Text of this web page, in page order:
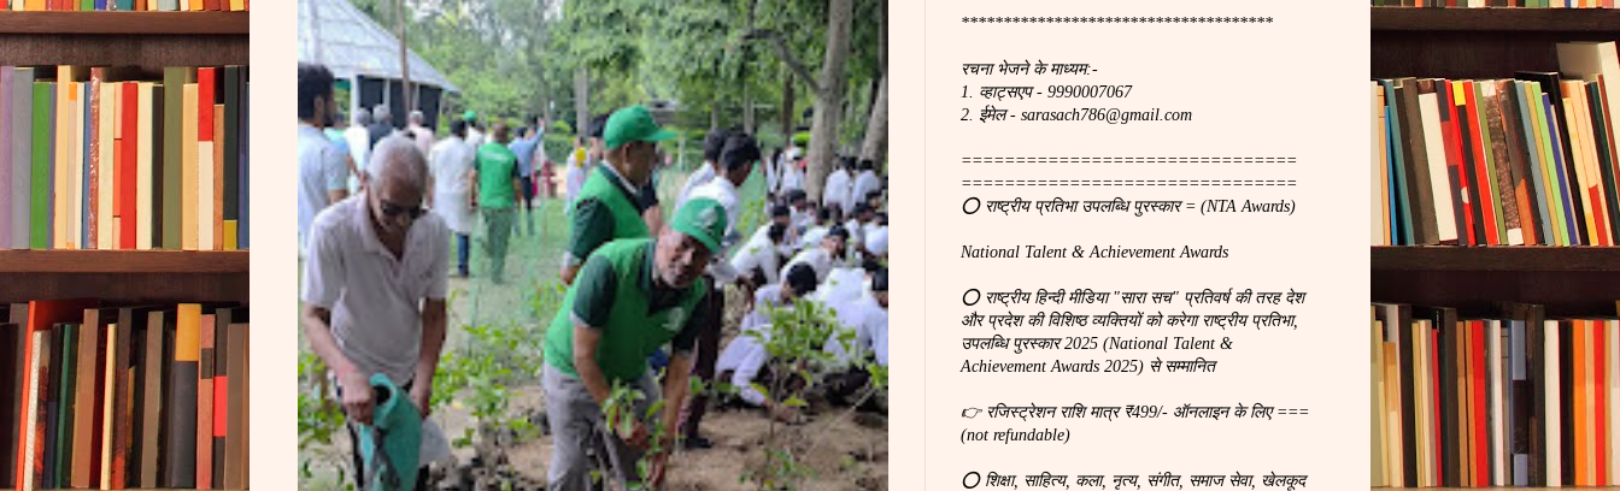
*************************************
रचना भेजने के माध्यम:-
1. व्हाट्सएप - 9990007067
2. ईमेल - sarasach786@gmail.com
===============================
===============================
⭕ राष्ट्रीय प्रतिभा उपलब्धि पुरस्कार = (NTA Awards)
National Talent & Achievement Awards
⭕ राष्ट्रीय हिन्दी मीडिया "सारा सच" प्रतिवर्ष की तरह देश
और प्रदेश की विशिष्ठ व्यक्तियों को करेगा राष्ट्रीय प्रतिभा,
उपलब्धि पुरस्कार 2025 (National Talent &
Achievement Awards 2025) से सम्मानित
👉 रजिस्ट्रेशन राशि मात्र ₹499/- ऑनलाइन के लिए ===
(not refundable)
⭕ शिक्षा, साहित्य, कला, नृत्य, संगीत, समाज सेवा, खेलकूद